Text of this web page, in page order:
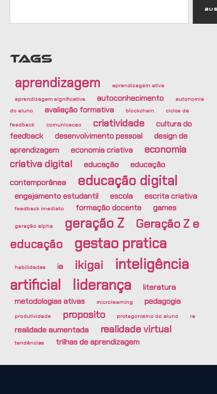
TAGS
aprendizagem
aprendizagem ativa
aprendizagem significativa
autoconhecimento
autonomia
do aluno
avaliação formativa blockchain ciclos de
feedback comunicacao criatividade
cultura do
feedback
desenvolvimento pessoal
design de
aprendizagem
economia criativa
economia
criativa digital
educação
educação
contemporânea
educação digital
engajamento estudantil escola escrita criativa
feedback imediato formação docente games
geração alpha geração Z
Geração Z e
educação
gestao pratica
habilidades ia ikigai
inteligência
artificial
liderança
literatura
metodologias ativas
microlearning pedagogia
produtividade proposito protagonismo do aluno ra
realidade aumentada realidade virtual
tendências trilhas de aprendizagem